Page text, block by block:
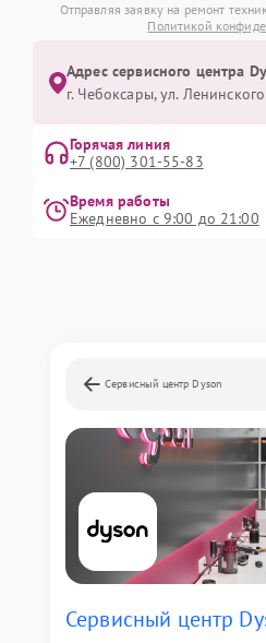
Отправляя заявку на ремонт
Политикой
Адрес сервисного центра
г. Чебоксары, ул.
Горячая линия
+7 (800) 301-55-83
Время работы
Ежедневно с 9:00 до 21:00
Сервисный центр Dyson
Сервисный центр